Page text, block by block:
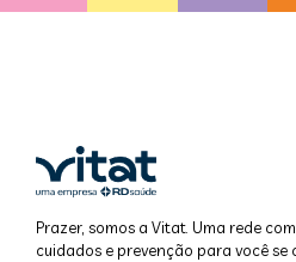
Prazer, somos a Vitat. Uma rede
cuidados e prevenção para você